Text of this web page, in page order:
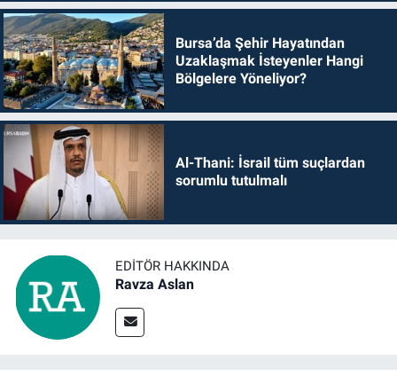
Bursa’da Şehir Hayatından
Uzaklaşmak İsteyenler Hangi
Bölgelere Yöneliyor?
Al-Thani: İsrail tüm suçlardan
sorumlu tutulmalı
EDITÖR HAKKINDA
Ravza Aslan